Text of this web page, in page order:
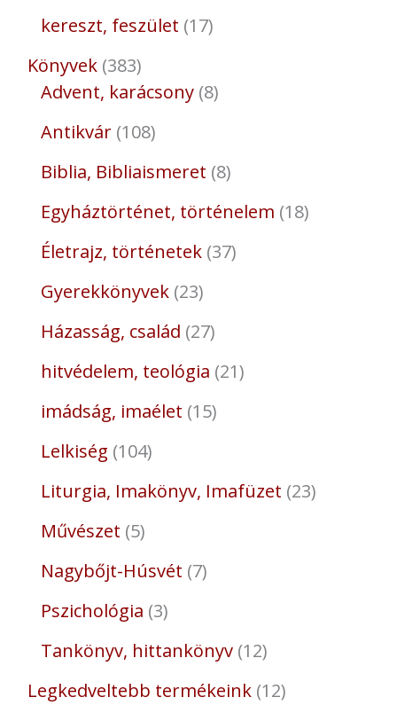
kereszt, feszület 17
Könyvek 383
Advent, karácsony 8
Antikvár 108
Biblia, Bibliaismeret 8
Egyháztörténet, történelem 18
Életrajz, történetek 37
Gyerekkönyvek 23
Házasság, család 27
hitvédelem, teológia 21
imádság, imaélet 15
Lelkiség 104
Liturgia, Imakönyv, Imafüzet 23
Művészet 5
Nagybőjt-Húsvét 7
Pszichológia 3
Tankönyv, hittankönyv 12
Legkedveltebb termékeink 12